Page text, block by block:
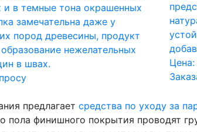
и в темные тона окрашенных
замечательна даже у
пород древесины, продукт
нежелательных
в швах.
предлагает средства по уходу за
пола финишного покрытия проводят